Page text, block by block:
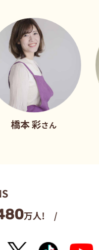
さん
万人! /